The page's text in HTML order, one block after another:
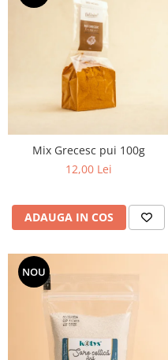
Mix Grecesc pui 100g
12,00 Lei
ADAUGA IN COS
NOU